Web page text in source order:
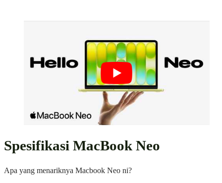
Spesifikasi MacBook Neo
Apa yang menariknya Macbook Neo ni?